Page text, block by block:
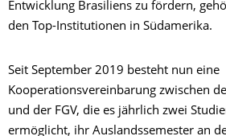
Entwicklung Brasiliens zu fördern,
den Top-Institutionen in Südamerika.
Seit September 2019 besteht nun eine
Kooperationsvereinbarung zwischen
und der FGV, die es jährlich zwei
ermöglicht, ihr Auslandssemester an